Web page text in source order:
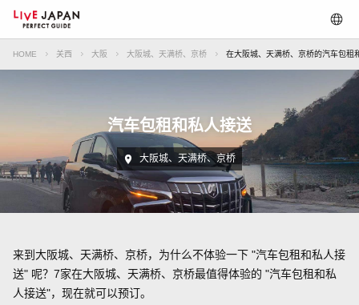
HOME 关西 大阪 大阪城、天满桥、京桥 在大阪城、天满桥、京桥的汽车包租
汽车包租和私人接送
大阪城、天满桥、京桥
来到大阪城、天满桥、京桥，为什么不体验一下 "汽车包租和私人接
送" 呢？7家在大阪城、天满桥、京桥最值得体验的 "汽车包租和私
人接送"，现在就可以预订。